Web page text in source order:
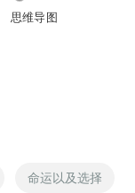
思维导图
命运以及选择